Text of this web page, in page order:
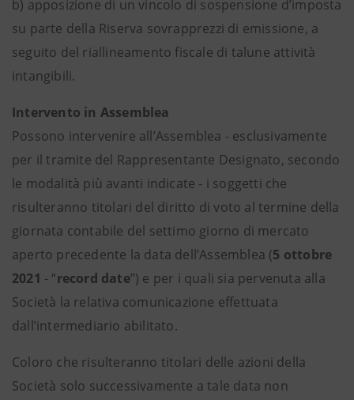
b) apposizione di un vincolo di sospensione d’imposta
su parte della Riserva sovrapprezzi di emissione, a
seguito del riallineamento fiscale di talune attività
intangibili.
Intervento in Assemblea
Possono intervenire all’Assemblea - esclusivamente
per il tramite del Rappresentante Designato, secondo
le modalità più avanti indicate - i soggetti che
risulteranno titolari del diritto di voto al termine della
giornata contabile del settimo giorno di mercato
aperto precedente la data dell’Assemblea (5 ottobre
2021 - “record date”) e per i quali sia pervenuta alla
Società la relativa comunicazione effettuata
dall’intermediario abilitato.
Coloro che risulteranno titolari delle azioni della
Società solo successivamente a tale data non